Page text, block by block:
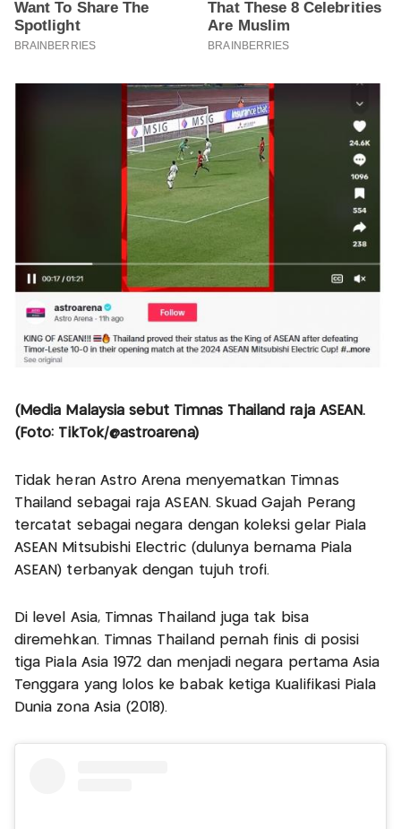
(Media Malaysia sebut Timnas Thailand raja ASEAN.
(Foto: TikTok/@astroarena)
Tidak heran Astro Arena menyematkan Timnas
Thailand sebagai raja ASEAN. Skuad Gajah Perang
tercatat sebagai negara dengan koleksi gelar Piala
ASEAN Mitsubishi Electric (dulunya bernama Piala
ASEAN) terbanyak dengan tujuh trofi.
Di level Asia, Timnas Thailand juga tak bisa
diremehkan. Timnas Thailand pernah finis di posisi
tiga Piala Asia 1972 dan menjadi negara pertama Asia
Tenggara yang lolos ke babak ketiga Kualifikasi Piala
Dunia zona Asia (2018).